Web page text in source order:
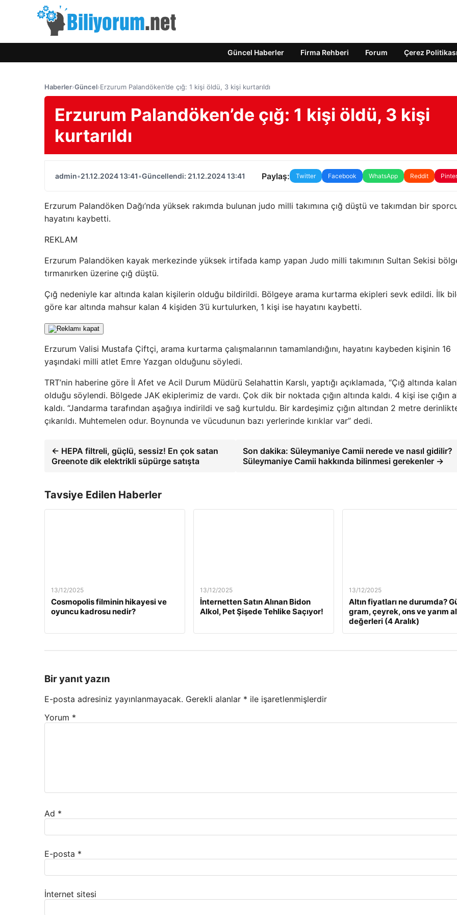
Güncel Haberler Firma Rehberi Forum Çerez Politikası
Haberler›Güncel›Erzurum Palandöken’de çığ: 1 kişi öldü, 3 kişi kurtarıldı
Erzurum Palandöken’de çığ: 1 kişi öldü, 3 kişi
kurtarıldı
admin•21.12.2024 13:41•Güncellendi: 21.12.2024 13:41 Paylaş: Twitter Facebook WhatsApp Reddit
Erzurum Palandöken Dağı’nda yüksek rakımda bulunan judo milli takımına çığ düştü ve takımdan bir
hayatını kaybetti.
REKLAM
Erzurum Palandöken kayak merkezinde yüksek irtifada kamp yapan Judo milli takımının Sultan Sekisi
tırmanırken üzerine çığ düştü.
Çığ nedeniyle kar altında kalan kişilerin olduğu bildirildi. Bölgeye arama kurtarma ekipleri sevk edildi. İlk
göre kar altında mahsur kalan 4 kişiden 3’ü kurtulurken, 1 kişi ise hayatını kaybetti.
Erzurum Valisi Mustafa Çiftçi, arama kurtarma çalışmalarının tamamlandığını, hayatını kaybeden kişinin 16
yaşındaki milli atlet Emre Yazgan olduğunu söyledi.
TRT’nin haberine göre İl Afet ve Acil Durum Müdürü Selahattin Karslı, yaptığı açıklamada, “Çığ altında
olduğu söylendi. Bölgede JAK ekiplerimiz de vardı. Çok dik bir noktada çığın altında kaldı. 4 kişi ise çığın
kaldı. “Jandarma tarafından aşağıya indirildi ve sağ kurtuldu. Bir kardeşimiz çığın altından 2 metre
çıkarıldı. Muhtemelen odur. Boynunda ve vücudunun bazı yerlerinde kırıklar var” dedi.
← HEPA filtreli, güçlü, sessiz! En çok satan
Greenote dik elektrikli süpürge satışta
Son dakika: Süleymaniye Camii nerede ve nasıl gidilir?
Süleymaniye Camii hakkında bilinmesi gerekenler →
Tavsiye Edilen Haberler
13/12/2025
Cosmopolis filminin hikayesi ve
oyuncu kadrosu nedir?
13/12/2025
İnternetten Satın Alınan Bidon
Alkol, Pet Şişede Tehlike Saçıyor!
13/12/2025
Altın fiyatları ne durumda?
gram, çeyrek, ons ve yarım
değerleri (4 Aralık)
Bir yanıt yazın
E-posta adresiniz yayınlanmayacak. Gerekli alanlar * ile işaretlenmişlerdir
Yorum *
Ad *
E-posta *
İnternet sitesi